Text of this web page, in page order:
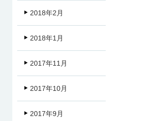
2018年2月
2018年1月
2017年11月
2017年10月
2017年9月